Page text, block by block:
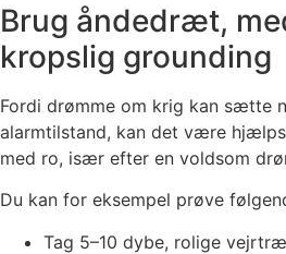
Brug åndedræt,
kropslig grounding
Fordi drømme om krig kan sætte
alarmtilstand, kan det være
med ro, især efter en voldsom
Du kan for eksempel prøve
Tag 5–10 dybe, rolige